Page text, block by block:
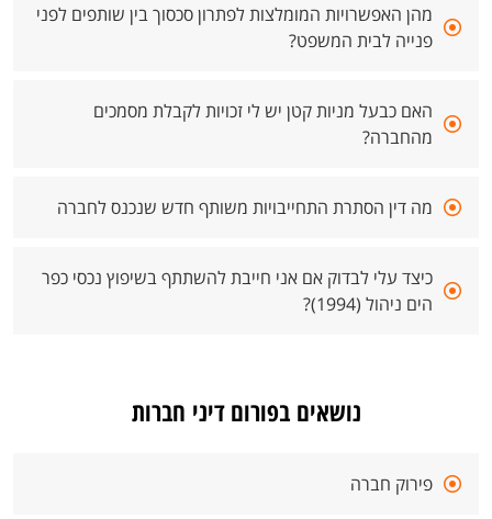
מהן האפשרויות המומלצות לפתרון סכסוך בין שותפים לפני
פנייה לבית המשפט?
האם כבעל מניות קטן יש לי זכויות לקבלת מסמכים
מהחברה?
מה דין הסתרת התחייבויות משותף חדש שנכנס לחברה
כיצד עלי לבדוק אם אני חייבת להשתתף בשיפוץ נכסי כפר
הים ניהול (1994)?
נושאים בפורום דיני חברות
פירוק חברה